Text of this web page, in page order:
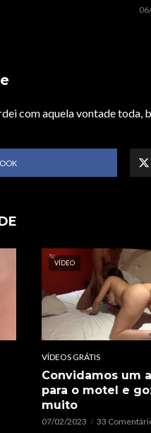
com aquela vontade
VÍDEO
VÍDEOS GRÁTIS
Convidamos um
para o motel e
muito
07/02/2023
33